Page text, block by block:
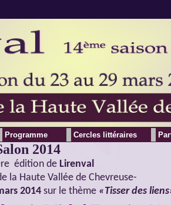
2014
édition de Lirenval
la Haute Vallée de Chevreuse-
2014 sur le thème «Tisser des liens
Cercles littéraires
Programme